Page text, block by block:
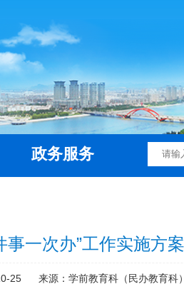
政务服务
一次办”工作实施方案
25 来源：学前教育科（民办教育科）